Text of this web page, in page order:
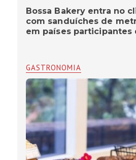
Bossa Bakery entra no
com sanduíches de
em países participantes
GASTRONOMIA